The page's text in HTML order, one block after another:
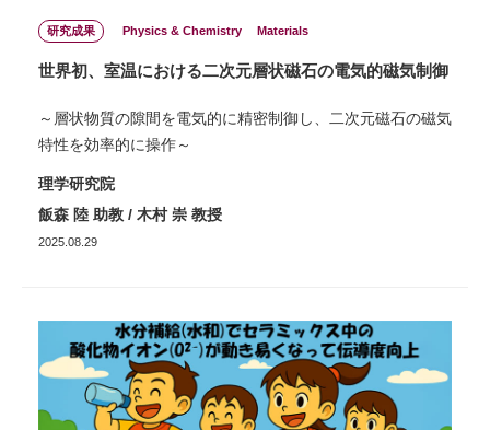
研究成果 Physics & Chemistry Materials
世界初、室温における二次元層状磁石の電気的磁気制御
～層状物質の隙間を電気的に精密制御し、二次元磁石の磁気
特性を効率的に操作～
理学研究院
飯森 陸 助教 / 木村 崇 教授
2025.08.29